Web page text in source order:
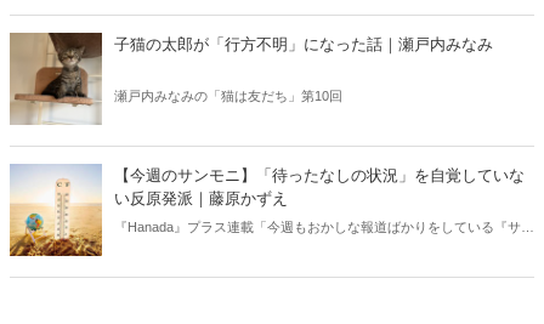
信じるか信じないかは、あなた次第！ 芸能ニュース
子猫の太郎が「行方不明」になった話｜瀬戸内みなみ
瀬戸内みなみの「猫は友だち」第10回
【今週のサンモニ】「待ったなしの状況」を自覚していな
い反原発派｜藤原かずえ
『Hanada』プラス連載「今週もおかしな報道ばかりをしている『サン